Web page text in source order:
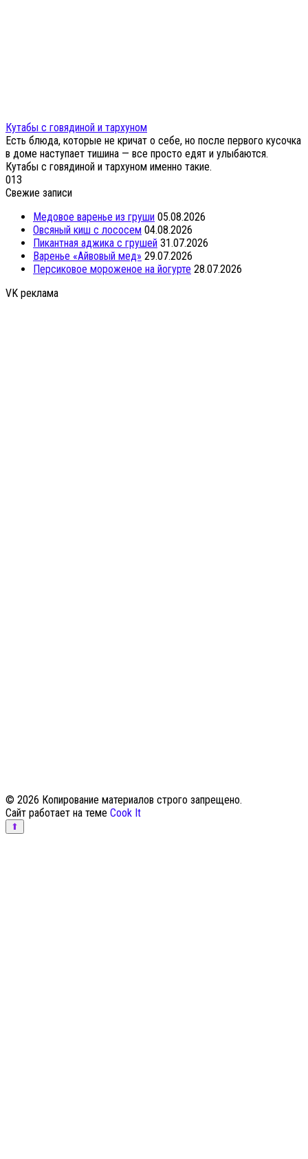
Кутабы с говядиной и тархуном
Есть блюда, которые не кричат о себе, но после первого кусочка
в доме наступает тишина — все просто едят и улыбаются.
Кутабы с говядиной и тархуном именно такие.
013
Свежие записи
Медовое варенье из груши 05.08.2026
Овсяный киш с лососем 04.08.2026
Пикантная аджика с грушей 31.07.2026
Варенье «Айвовый мед» 29.07.2026
Персиковое мороженое на йогурте 28.07.2026
VK реклама
© 2026 Копирование материалов строго запрещено.
Сайт работает на теме Cook It